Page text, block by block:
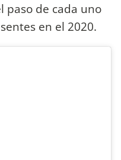
paso de cada uno
en el 2020.